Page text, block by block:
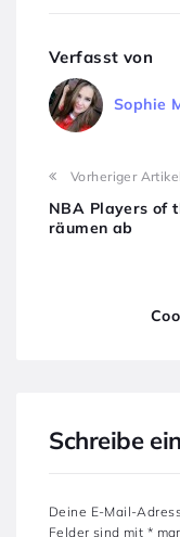
Verfasst von
Sophie
Vorheriger Artikel
NBA Players of
räumen ab
Schreibe
Deine E-Mail-
Felder sind mit *